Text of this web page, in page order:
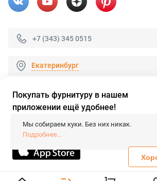
+7 (343) 345 0515
Екатеринбург
© 2026 «FieraShop.ru»
Сопровождение сайта
- Вебформат.
Все права защищены.
Не является публичной офертой
Политика конфиденциальности
Покупать фурнитуру в нашем
приложении ещё удобнее!
Мы собираем куки. Без них никак.
Подробнее...